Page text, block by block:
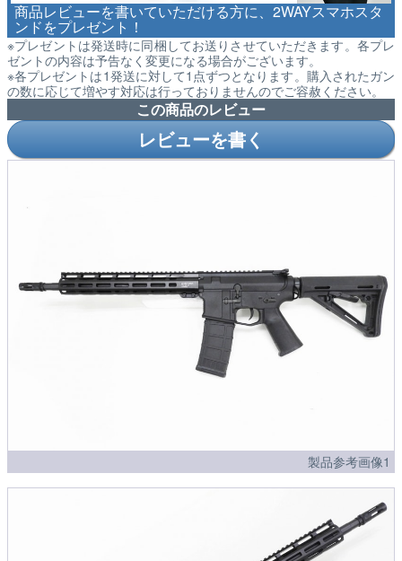
商品レビューを書いていただける方に、2WAYスマホスタ
ンドをプレゼント！
※プレゼントは発送時に同梱してお送りさせていただきます。各プレ
ゼントの内容は予告なく変更になる場合がございます。
※各プレゼントは1発送に対して1点ずつとなります。購入されたガン
の数に応じて増やす対応は行っておりませんのでご容赦ください。
この商品のレビュー
レビューを書く
製品参考画像1